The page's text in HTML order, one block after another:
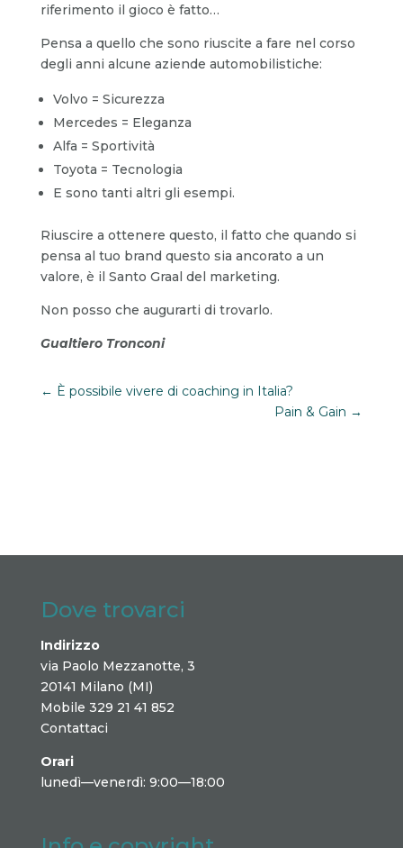
riferimento il gioco è fatto…
Pensa a quello che sono riuscite a fare nel corso
degli anni alcune aziende automobilistiche:
Volvo = Sicurezza
Mercedes = Eleganza
Alfa = Sportività
Toyota = Tecnologia
E sono tanti altri gli esempi.
Riuscire a ottenere questo, il fatto che quando si
pensa al tuo brand questo sia ancorato a un
valore, è il Santo Graal del marketing.
Non posso che augurarti di trovarlo.
Gualtiero Tronconi
← È possibile vivere di coaching in Italia?
Pain & Gain →
Dove trovarci
Indirizzo
via Paolo Mezzanotte, 3
20141 Milano (MI)
Mobile 329 21 41 852
Contattaci
Orari
lunedì—venerdì: 9:00—18:00